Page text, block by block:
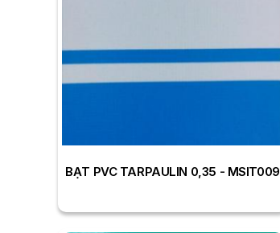
BẠT PVC TARPAULIN 0,35 - MSIT009